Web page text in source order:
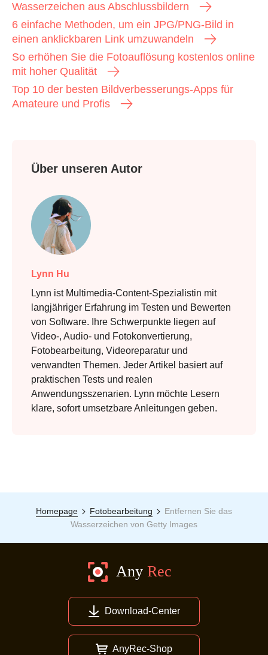
Wasserzeichen aus Abschlussbildern
6 einfache Methoden, um ein JPG/PNG-Bild in
einen anklickbaren Link umzuwandeln
So erhöhen Sie die Fotoauflösung kostenlos online
mit hoher Qualität
Top 10 der besten Bildverbesserungs-Apps für
Amateure und Profis
Über unseren Autor
Lynn Hu
Lynn ist Multimedia-Content-Spezialistin mit
langjähriger Erfahrung im Testen und Bewerten
von Software. Ihre Schwerpunkte liegen auf
Video-, Audio- und Fotokonvertierung,
Fotobearbeitung, Videoreparatur und
verwandten Themen. Jeder Artikel basiert auf
praktischen Tests und realen
Anwendungsszenarien. Lynn möchte Lesern
klare, sofort umsetzbare Anleitungen geben.
Homepage Fotobearbeitung
Entfernen Sie das
Wasserzeichen von Getty Images
Download-Center
AnyRec-Shop